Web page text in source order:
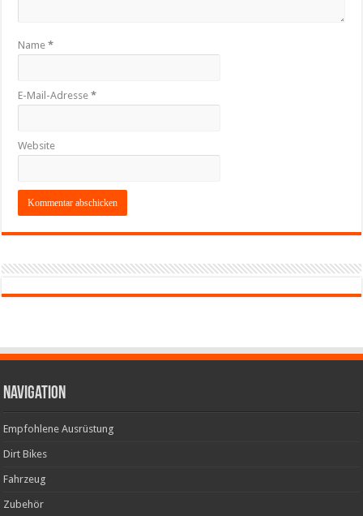
Name*
E-Mail-Adresse*
Website
Navigation
Empfohlene Ausrüstung
Dirt Bikes
Fahrzeug
Zubehör